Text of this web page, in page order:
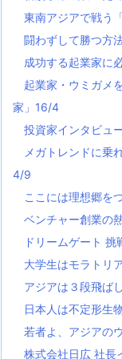
東南アジアで戦う
闘わずして勝つ方
成功する起業家に
起業家・ウミガメ
家」16/4
投資家インタビュ
メガトレンドに乗
4/9
ここには理想郷を
ベンチャー創業の
ドリームゲート
大学生はモラトリ
アジアは３段飛ば
日本人は不定形生
若者よ、アジアの
株式会社日広 社長